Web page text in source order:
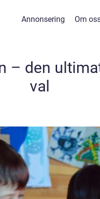
Annonsering Om
– den
val